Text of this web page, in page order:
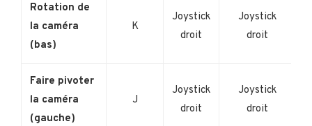
Rotation de
la caméra
(bas)
K
Joystick
droit
Joystick
droit
Faire pivoter
la caméra
(gauche)
J
Joystick
droit
Joystick
droit